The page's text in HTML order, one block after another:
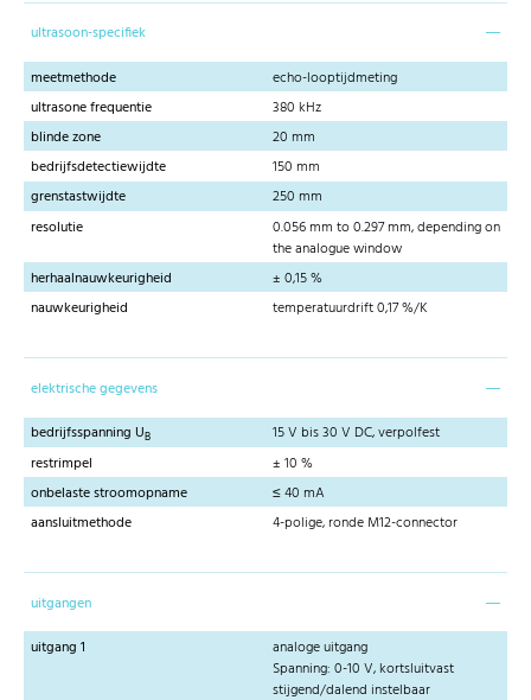
ultrasoon-specifiek
meetmethode
echo-looptijdmeting
ultrasone frequentie
380 kHz
blinde zone
20 mm
bedrijfsdetectiewijdte
150 mm
grenstastwijdte
250 mm
resolutie
0.056 mm to 0.297 mm, depending on
the analogue window
herhaalnauwkeurigheid
± 0,15 %
nauwkeurigheid
temperatuurdrift 0,17 %/K
elektrische gegevens
bedrijfsspanning UB
15 V bis 30 V DC, verpolfest
restrimpel
± 10 %
onbelaste stroomopname
≤ 40 mA
aansluitmethode
4-polige, ronde M12-connector
uitgangen
uitgang 1
analoge uitgang
Spanning: 0-10 V, kortsluitvast
stijgend/dalend instelbaar